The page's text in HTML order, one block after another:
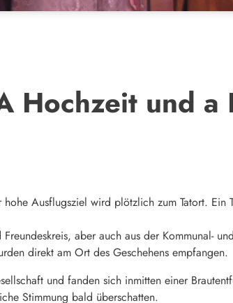
Hochzeit und
Ausflugsziel wird plötzlich zum Tatort.
aber auch aus der Kommunal-
direkt am Ort des Geschehens empfangen.
und fanden sich inmitten einer
Stimmung bald überschatten.